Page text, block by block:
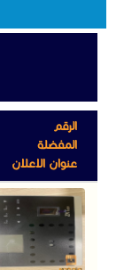
الرقم
المفضلة
عنوان الاعلان